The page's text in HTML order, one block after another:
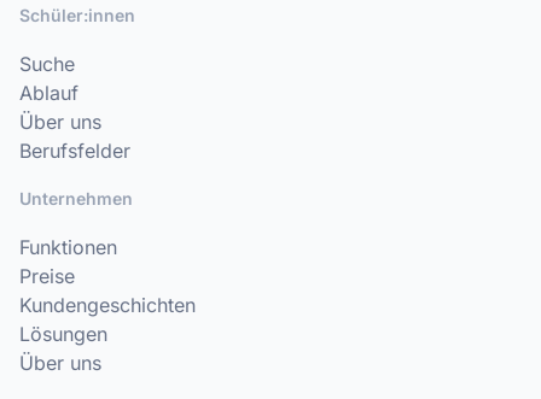
Schüler:innen
Suche
Ablauf
Über uns
Berufsfelder
Unternehmen
Funktionen
Preise
Kundengeschichten
Lösungen
Über uns